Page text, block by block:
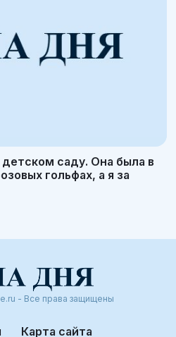
саду. Она была в
гольфах, а я за
- Все права защищены
Карта сайта